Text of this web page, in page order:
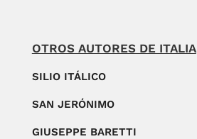
OTROS AUTORES DE ITALIA
SILIO ITÁLICO
SAN JERÓNIMO
GIUSEPPE BARETTI